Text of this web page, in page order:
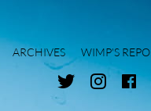
ARCHIVES WIMP'S REPO